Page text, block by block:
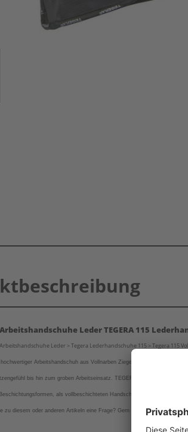
Leder TEGERA 115
Arbeitshandschuhe Leder > Tegera Lederhandschuhe 115 > Tegera 115
Arbeitshandschuh aus Vollnarben Ziegenleder.
bis hin zum groben Arbeitseinsatz. TEGERA®
als vollbeschichteten Handschuhe oder z. B. als
zu diesem oder anderen Artikeln eine Frage? Gern stehen wir Ihnen